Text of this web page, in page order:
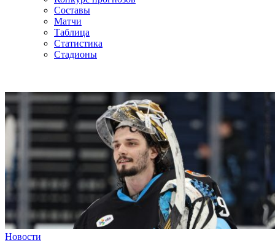
Составы
Матчи
Таблица
Статистика
Стадионы
Новости